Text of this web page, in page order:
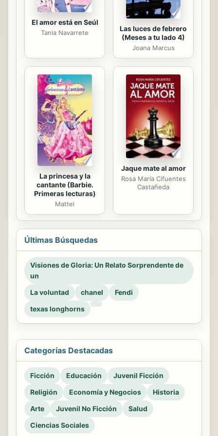
El amor está en Seúl
Tania Navarrete
Las luces de febrero
(Meses a tu lado 4)
Joana Marcus
La princesa y la
cantante (Barbie.
Primeras lecturas)
Mattel
Jaque mate al amor
Rosa María Cifuentes
Castañeda
Últimas Búsquedas
Visiones de Gloria: Un Relato Sorprendente de
un
La voluntad
chanel
Fendi
texas longhorns
Categorías Destacadas
Ficción Educación
Juvenil Ficción
Religión
Economía y Negocios
Historia
Arte
Juvenil No Ficción
Salud
Ciencias Sociales